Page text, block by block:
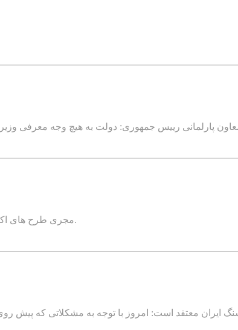
پارلمانی رییس جمهوری: دولت به هیچ وجه معرفی
مجری طرح های اکتشافی کرمان از برنامه ریزی برای احداث یک واحد فرآوری سرب و روی در جوار ۲ معدن در شمال این استان خبر داد.
ایران معتقد است: امروز با توجه به مشکلاتی که پیش